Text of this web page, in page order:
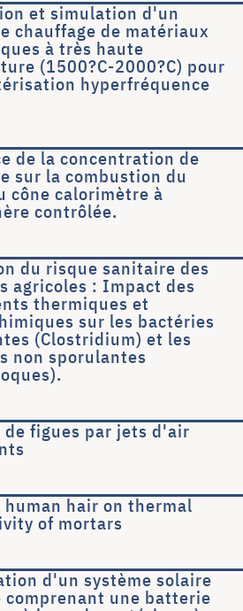
et simulation d'un
chauffage de matériaux
à très haute
(1500?C-2000?C) pour
hyperfréquence
de la concentration de
sur la combustion du
cône calorimètre à
contrôlée.
du risque sanitaire des
agricoles : Impact des
thermiques et
sur les bactéries
(Clostridium) et les
non sporulantes
de figues par jets d'air
human hair on thermal
of mortars
d'un système solaire
comprenant une batterie